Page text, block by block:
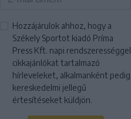
Hozzájárulok ahhoz, hogy a
Székely Sportot kiadó Príma
Press Kft. napi rendszerességgel
cikkajánlókat tartalmazó
hírleveleket, alkalmanként pedig
kereskedelmi jellegű
értesítéseket küldjön.